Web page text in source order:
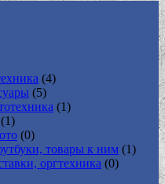
(4)
(5)
(1)
(1)
(0)
товары к ним (1)
оргтехника (0)